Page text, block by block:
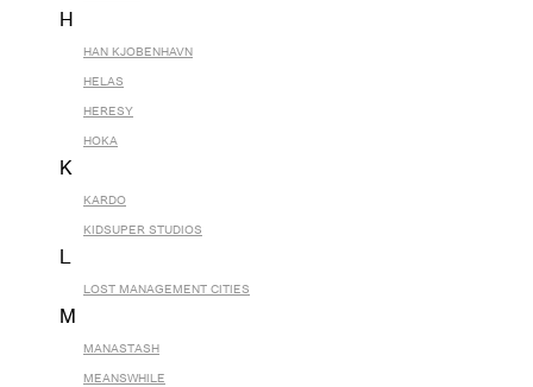
H
HAN KJOBENHAVN
HELAS
HERESY
HOKA
K
KARDO
KIDSUPER STUDIOS
L
LOST MANAGEMENT CITIES
M
MANASTASH
MEANSWHILE